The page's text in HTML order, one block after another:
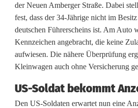
l
d
a
t
i
s
der Neuen Amberger Straße. Dabei
fest, dass der 34-Jährige nicht im
deutschen Führerscheins ist. Am Auto
Kennzeichen angebracht, die keine
aufwiesen. Die nähere Überprüfung
Kleinwagen auch ohne Versicherung
US-Soldat bekommt
Den US-Soldaten erwartet nun eine